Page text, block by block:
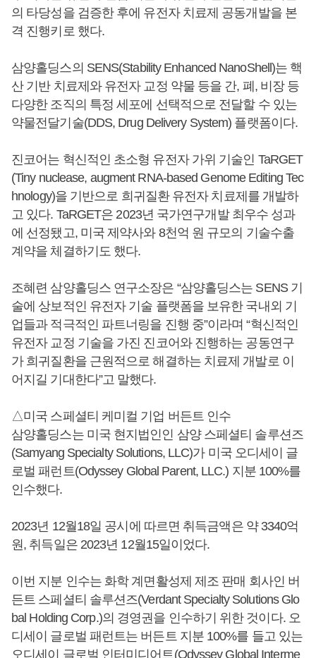
의 타당성을 검증한 후에 유전자 치료제 공동개발을 본
격 진행키로 했다.
삼양홀딩스의 SENS(Stability Enhanced NanoShell)는 핵
산 기반 치료제와 유전자 교정 약물 등을 간, 폐, 비장 등
다양한 조직의 특정 세포에 선택적으로 전달할 수 있는
약물전달기술(DDS, Drug Delivery System) 플랫폼이다.
진코어는 혁신적인 초소형 유전자 가위 기술인 TaRGET
(Tiny nuclease, augment RNA-based Genome Editing Tec
hnology)을 기반으로 희귀질환 유전자 치료제를 개발하
고 있다. TaRGET은 2023년 국가연구개발 최우수 성과
에 선정됐고, 미국 제약사와 8천억 원 규모의 기술수출
계약을 체결하기도 했다.
조혜련 삼양홀딩스 연구소장은 “삼양홀딩스는 SENS 기
술에 상보적인 유전자 기술 플랫폼을 보유한 국내외 기
업들과 적극적인 파트너링을 진행 중”이라며 “혁신적인
유전자 교정 기술을 가진 진코어와 진행하는 공동연구
가 희귀질환을 근원적으로 해결하는 치료제 개발로 이
어지길 기대한다”고 말했다.
△미국 스페셜티 케미컬 기업 버든트 인수
삼양홀딩스는 미국 현지법인인 삼양 스페셜티 솔루션즈
(Samyang Specialty Solutions, LLC)가 미국 오디세이 글
로벌 패런트(Odyssey Global Parent, LLC.) 지분 100%를
인수했다.
2023년 12월18일 공시에 따르면 취득금액은 약 3340억
원, 취득일은 2023년 12월15일이었다.
이번 지분 인수는 화학 계면활성제 제조 판매 회사인 버
든트 스페셜티 솔루션즈(Verdant Specialty Solutions Glo
bal Holding Corp.)의 경영권을 인수하기 위한 것이다. 오
디세이 글로벌 패런트는 버든트 지분 100%를 들고 있는
오디세이 글로벌 인터미디어트(Odyssey Global Interme